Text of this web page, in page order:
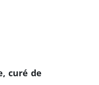
curé de